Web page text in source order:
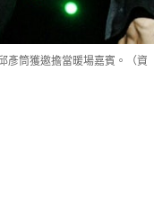
彥筒獲邀擔當暖場嘉賓。（資